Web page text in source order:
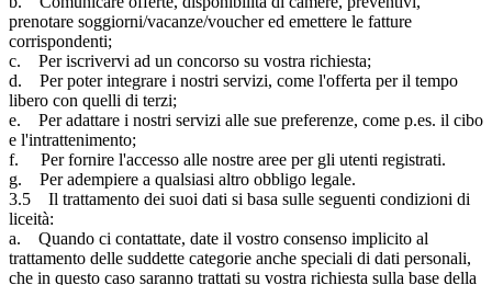
prenotare soggiorni/vacanze/voucher ed emettere le fatture
corrispondenti;
c. Per iscrivervi ad un concorso su vostra richiesta;
d. Per poter integrare i nostri servizi, come l'offerta per il tempo
libero con quelli di terzi;
e. Per adattare i nostri servizi alle sue preferenze, come p.es. il cibo
e l'intrattenimento;
f. Per fornire l'accesso alle nostre aree per gli utenti registrati.
g. Per adempiere a qualsiasi altro obbligo legale.
3.5 Il trattamento dei suoi dati si basa sulle seguenti condizioni di
liceità:
a. Quando ci contattate, date il vostro consenso implicito al
trattamento delle suddette categorie anche speciali di dati personali,
che in questo caso saranno trattati su vostra richiesta sulla base della